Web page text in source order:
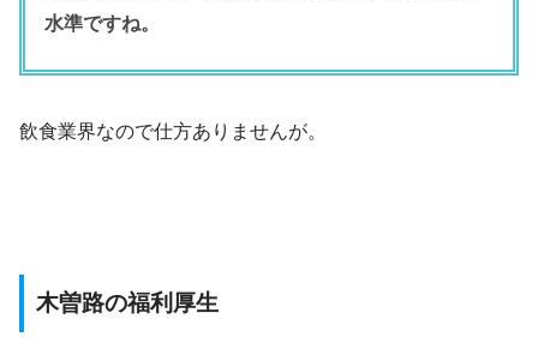
水準ですね。
飲食業界なので仕方ありませんが。
木曽路の福利厚生